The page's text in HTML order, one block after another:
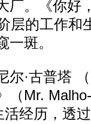
厂。《你好
层的工作和
一斑。
·古普塔 （
Mr.
活经历，透